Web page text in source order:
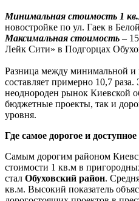
Минимальная стоимость 1
новостройке по ул. Гаек в
Максимальная стоимость –
Лейк Сити» в Подгорцах
Разница между минимальной и
составляет примерно 10,7 раза.
неоднороден рынок Киевской
бюджетные проекты, так и
уровня.
Где самое дорогое и
Самым дорогим районом
стоимости 1 кв.м в
стал Обуховский район.
кв.м. Высокий показатель